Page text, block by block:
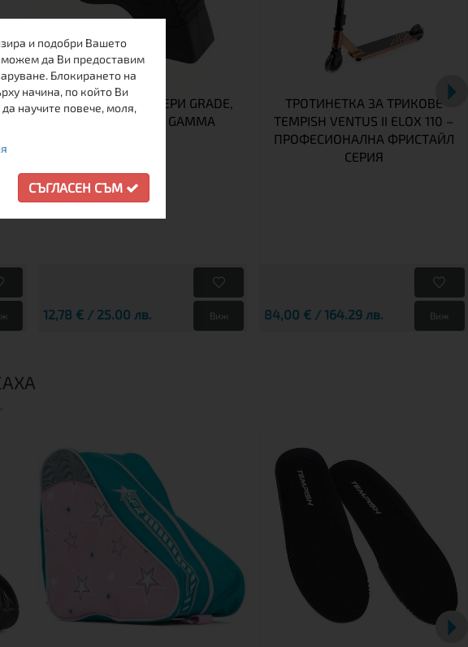
СПИРАЧКА ЗА РОЛЕРИ GRADE,
DELTA, XT, NEXT GAMMA
12,78 € / 25.00 лв. Виж
ТРОТИНЕТКА ЗА ТРИКОВЕ
TEMPISH VENTUS II ELOX 110 –
ПРОФЕСИОНАЛНА ФРИСТАЙЛ
СЕРИЯ
84,00 € / 164.29 лв. Виж
и подобри Вашето
можем да Ви предоставим
Блокирането на
начина, по който Ви
научите повече, моля,
СЪГЛАСЕН СЪМ